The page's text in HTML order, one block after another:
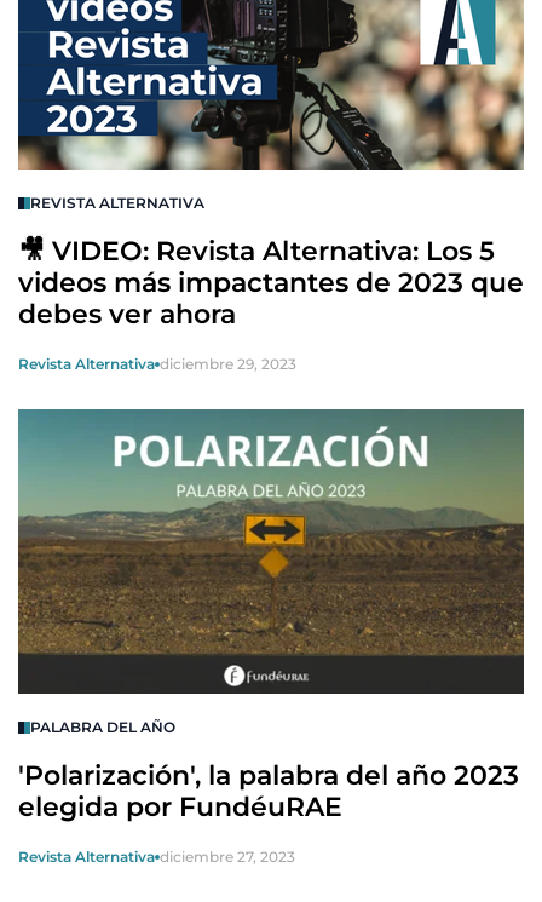
REVISTA ALTERNATIVA
🎥 VIDEO: Revista Alternativa: Los 5
videos más impactantes de 2023 que
debes ver ahora
Revista Alternativa diciembre 29, 2023
PALABRA DEL AÑO
'Polarización', la palabra del año 2023
elegida por FundéuRAE
Revista Alternativa diciembre 27, 2023